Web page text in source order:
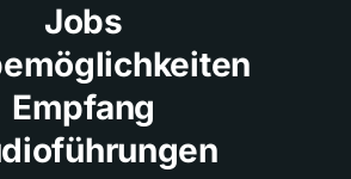
Jobs
Empfang